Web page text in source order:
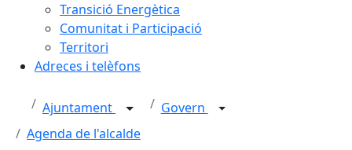
Transició Energètica
Comunitat i Participació
Territori
Adreces i telèfons
Ajuntament
Govern
Agenda de l'alcalde